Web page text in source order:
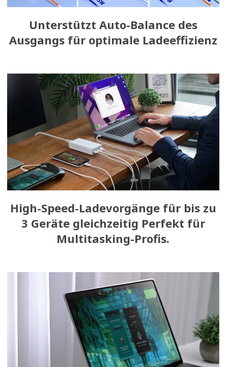
Unterstützt Auto-Balance des
Ausgangs für optimale Ladeeffizienz
High-Speed-Ladevorgänge für bis zu
3 Geräte gleichzeitig Perfekt für
Multitasking-Profis.